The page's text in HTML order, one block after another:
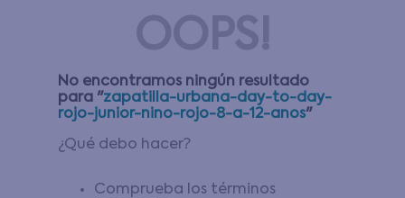
OOPS!
No encontramos ningún resultado
para "zapatilla-urbana-day-to-day-
rojo-junior-nino-rojo-8-a-12-anos"
¿Qué debo hacer?
Comprueba los términos